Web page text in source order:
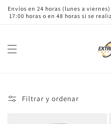
directamente
al contenido
Envíos en 24 horas (lunes a
17:00 horas o en 48 horas si se
Filtrar y ordenar